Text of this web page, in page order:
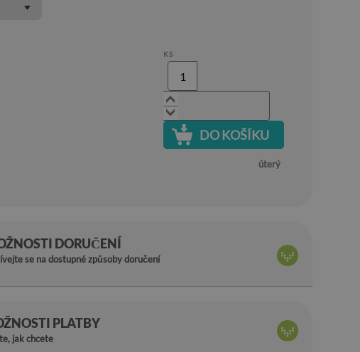
KS
DO KOŠÍKU
úterý
DORUČENÍ
se na dostupné způsoby doručení
PLATBY
jak chcete